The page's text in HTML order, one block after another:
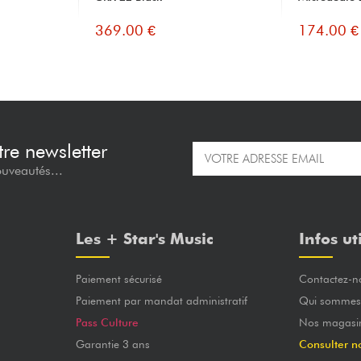
369.00 € 174.00 €
newsletter
Les + Star's Music
Paiement sécurisé
Paiement par mandat administratif
Pass Culture
Garantie 3 ans
Infos
Contactez-
Qui
Nos
Consulter